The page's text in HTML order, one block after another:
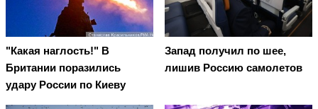
"Какая наглость!" В
Британии поразились
удару России по Киеву
Запад получил по шее,
лишив Россию самолетов